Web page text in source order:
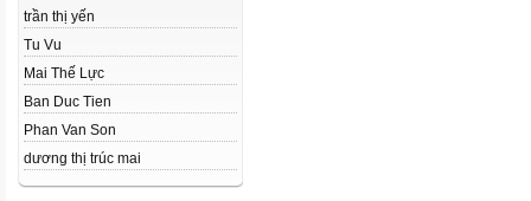
trần thị yến
Tu Vu
Mai Thế Lực
Ban Duc Tien
Phan Van Son
dương thị trúc mai